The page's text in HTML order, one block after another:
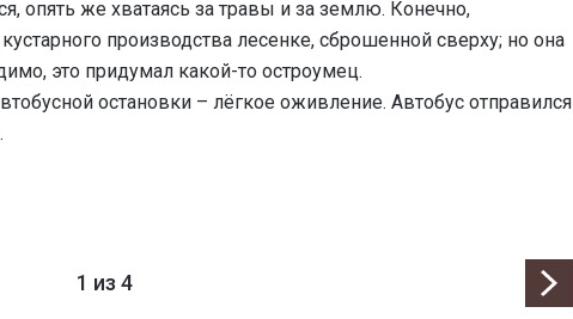
опять же хватаясь за травы и за землю. Конечно,
производства лесенке, сброшенной сверху; но она
это придумал какой-то остроумец.
остановки – лёгкое оживление. Автобус отправился
1 из 4